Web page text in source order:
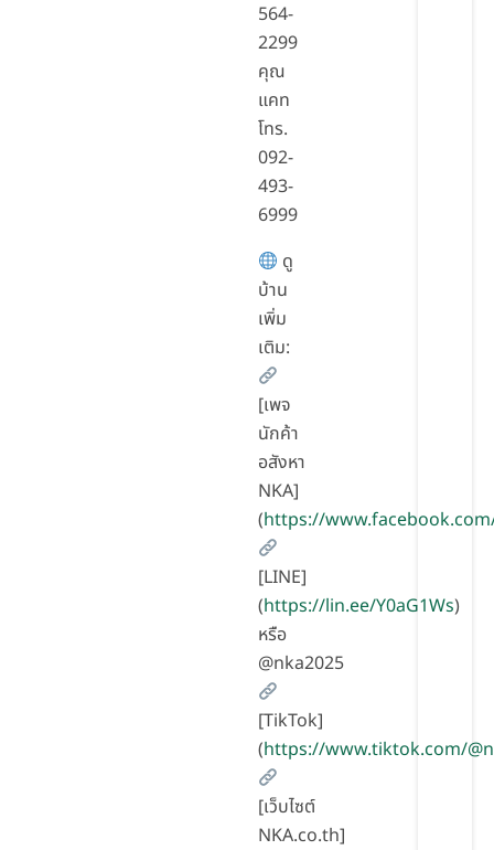
564-
2299
คุณ
แคท
โทร.
092-
493-
6999
ดู
บ้าน
เพิ่ม
เติม:
[เพจ
นักค้า
อสังหา
NKA]
(https://
[LINE]
(https://lin.ee/Y0aG1Ws)
หรือ
@nka2025
[TikTok]
(https://www.tiktok.com/
[เว็บไซต์
NKA.co.th]